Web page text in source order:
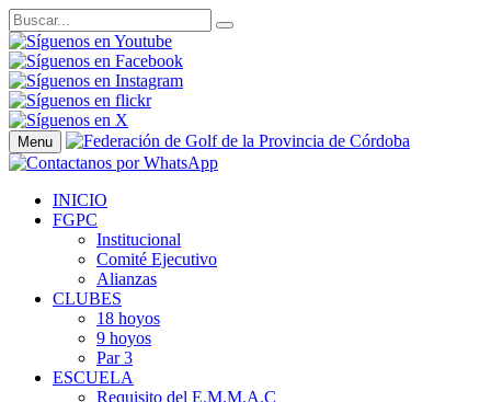
Menu
INICIO
FGPC
Institucional
Comité Ejecutivo
Alianzas
CLUBES
18 hoyos
9 hoyos
Par 3
ESCUELA
Requisito del E.M.M.A.C